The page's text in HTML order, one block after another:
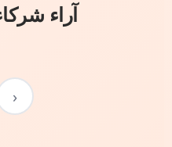
آراء
‹